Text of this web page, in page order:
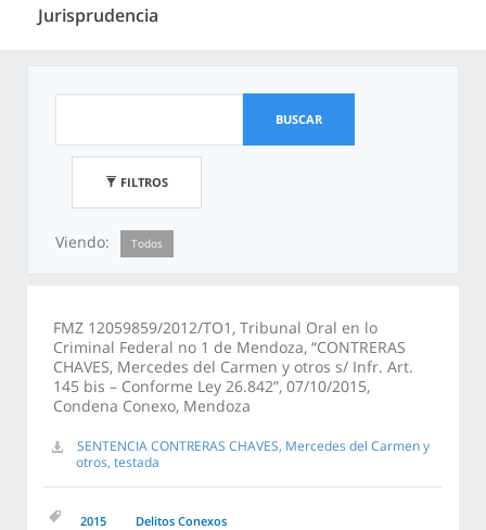
Jurisprudencia
BUSCAR
FILTROS
Viendo: Todos
FMZ 12059859/2012/TO1, Tribunal Oral en lo
Criminal Federal no 1 de Mendoza, “CONTRERAS
CHAVES, Mercedes del Carmen y otros s/ Infr. Art.
145 bis – Conforme Ley 26.842”, 07/10/2015,
Condena Conexo, Mendoza
SENTENCIA CONTRERAS CHAVES, Mercedes del Carmen y
otros, testada
2015 Delitos Conexos